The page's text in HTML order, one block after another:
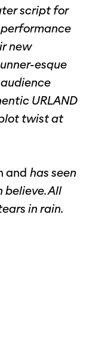
script for
new
esque
URLAND
twist at
and has seen
believe. All
in rain.